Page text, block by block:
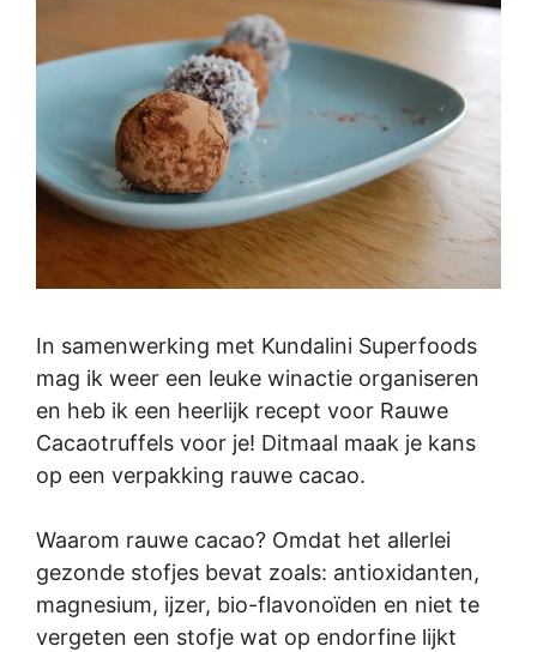
In samenwerking met Kundalini Superfoods
mag ik weer een leuke winactie organiseren
en heb ik een heerlijk recept voor Rauwe
Cacaotruffels voor je! Ditmaal maak je kans
op een verpakking rauwe cacao.
Waarom rauwe cacao? Omdat het allerlei
gezonde stofjes bevat zoals: antioxidanten,
magnesium, ijzer, bio-flavonoïden en niet te
vergeten een stofje wat op endorfine lijkt